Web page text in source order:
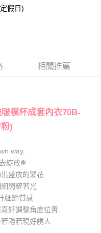
將跳轉至「AFTEE先享後付」
完成結帳。
但若您需要取消訂單，請聯絡
support/home
址：
監護人之同意方可使用
之損失，本公司不負相關責
帳號之用戶狀況，依本公司即
之情形，本公司將視審查結果
費
費
假日)
相關推薦
模杯成套內衣70B-
)
way.
綻放❃
盛放的繁花
閃耀著光
細節質感
好調整角度位置
隱若現好誘人